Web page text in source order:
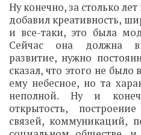
Ну конечно, за столько
добавил креативность,
и все-таки, это была
Сейчас она должна
развитие, нужно
сказал, что этого не было
ему небесное, но та
неполной. Ну и
открытость,
связей, коммуникаций,